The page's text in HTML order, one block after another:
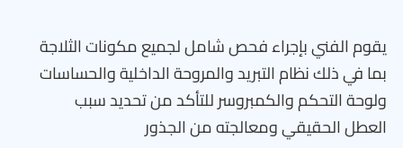
يقوم الفني بإجراء فحص شامل لجميع مكونات الثلاجة
بما في ذلك نظام التبريد والمروحة الداخلية والحساسات
ولوحة التحكم والكمبروسر للتأكد من تحديد سبب
العطل الحقيقي ومعالجته من الجذور